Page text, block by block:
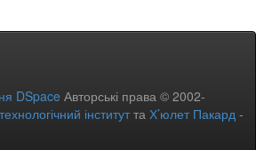
DSpace Авторські права © 2002-
інститутта Х’юлет Пакард -